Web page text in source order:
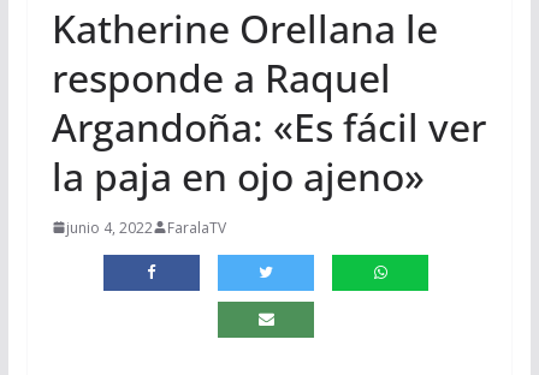
Katherine Orellana le
responde a Raquel
Argandoña: «Es fácil ver
la paja en ojo ajeno»
junio 4, 2022 FaralaTV